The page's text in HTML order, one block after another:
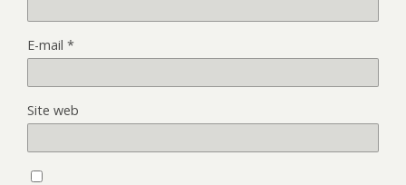
E-mail *
Site web